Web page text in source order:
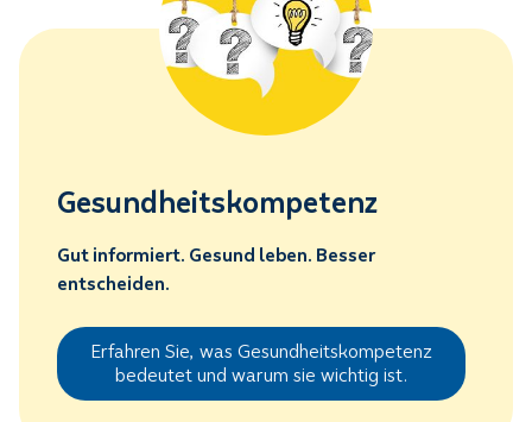
Gesundheitskompetenz
Gut informiert. Gesund leben. Besser
entscheiden.
Erfahren Sie, was Gesundheitskompetenz
bedeutet und warum sie wichtig ist.